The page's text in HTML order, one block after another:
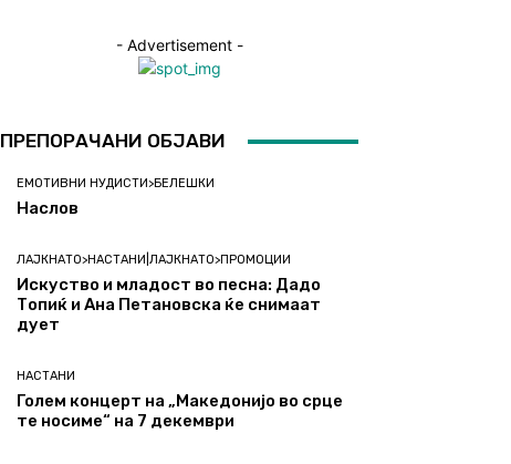
- Advertisement -
ПРЕПОРАЧАНИ ОБЈАВИ
ЕМОТИВНИ НУДИСТИ>БЕЛЕШКИ
Наслов
ЛАЈКНАТО>НАСТАНИ|ЛАЈКНАТО>ПРОМОЦИИ
Искуство и младост во песна: Дадо
Топиќ и Ана Петановска ќе снимаат
дует
НАСТАНИ
Голем концерт на „Македонијо во срце
те носиме“ на 7 декември